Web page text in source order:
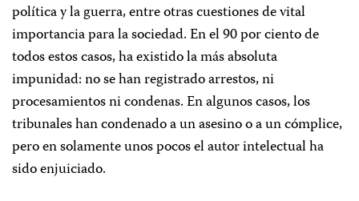
política y la guerra, entre otras cuestiones de vital
importancia para la sociedad. En el 90 por ciento de
todos estos casos, ha existido la más absoluta
impunidad: no se han registrado arrestos, ni
procesamientos ni condenas. En algunos casos, los
tribunales han condenado a un asesino o a un cómplice,
pero en solamente unos pocos el autor intelectual ha
sido enjuiciado.